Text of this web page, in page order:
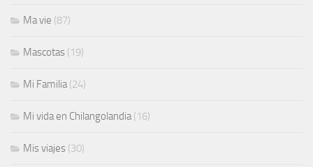
Ma vie (87)
Mascotas (19)
Mi Familia(24)
Mi vida en Chilangolandia(16)
Mis viajes (30)